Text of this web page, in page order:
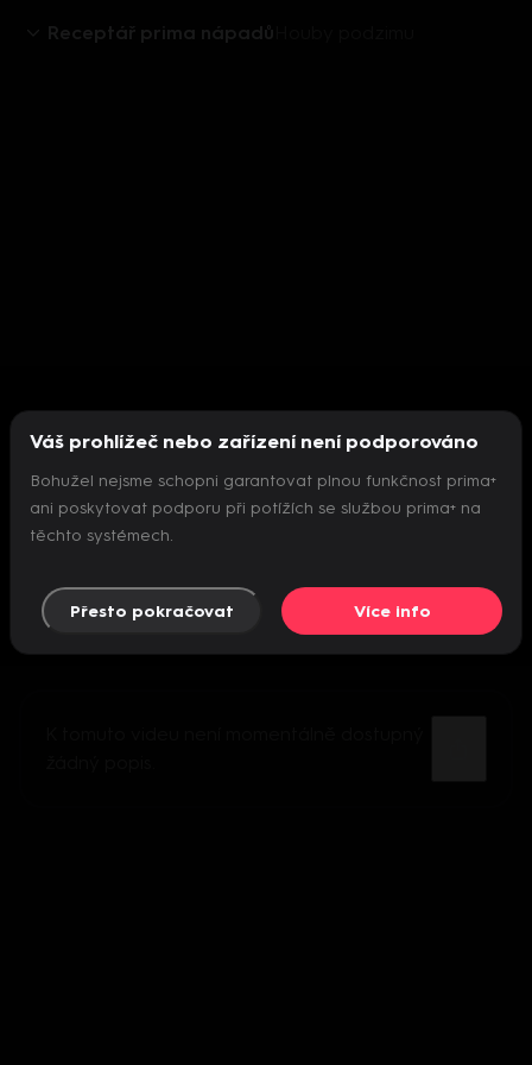
Receptář prima nápadů
Nepodařilo se inicializovat přehrávač
Váš prohlížeč nebo zařízení není podporováno
Bohužel nejsme schopni garantovat plnou funkčnost prima+
ani poskytovat podporu při potížích se službou prima+ na
těchto systémech.
Přesto pokračovat Více info